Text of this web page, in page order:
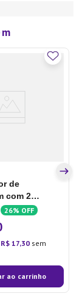
de
com 2
- Sottile
26% OFF
R$ 17,30 sem
ao carrinho